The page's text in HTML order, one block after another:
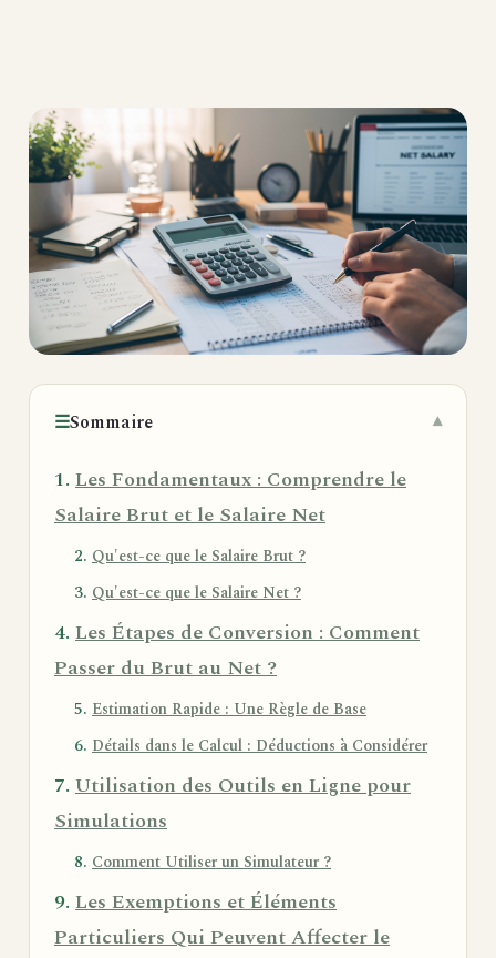
☰Sommaire
Les Fondamentaux : Comprendre le
Salaire Brut et le Salaire Net
Qu'est-ce que le Salaire Brut ?
Qu'est-ce que le Salaire Net ?
Les Étapes de Conversion : Comment
Passer du Brut au Net ?
Estimation Rapide : Une Règle de Base
Détails dans le Calcul : Déductions à Considérer
Utilisation des Outils en Ligne pour
Simulations
Comment Utiliser un Simulateur ?
Les Exemptions et Éléments
Particuliers Qui Peuvent Affecter le